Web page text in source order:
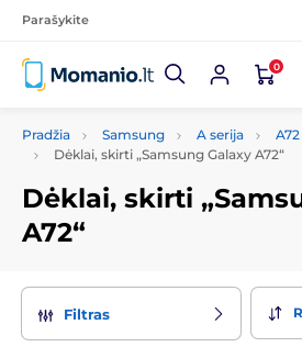
Parašykite
0
Pradžia Samsung A serija
A72
Dėklai, skirti „Samsung Galaxy A72“
Dėklai, skirti
A72“
Filtras